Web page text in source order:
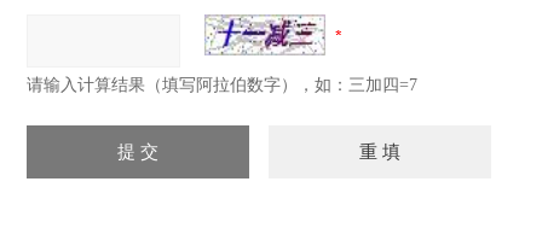
请输入计算结果（填写阿拉伯数字），如：三加四=7